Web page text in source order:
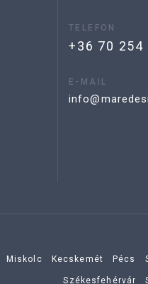
TELEFON
+36 70 254
E-MAIL
Miskolc Kecskemét Pécs
Székesfehérvár